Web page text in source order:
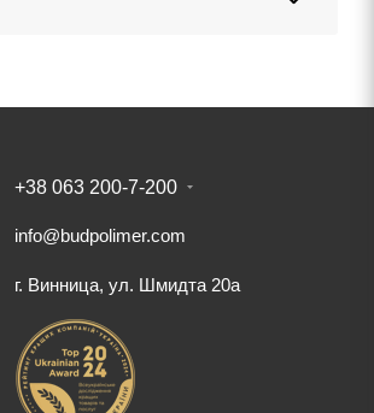
+38 063 200-7-200
info@budpolimer.com
г. Винница, ул. Шмидта 20а